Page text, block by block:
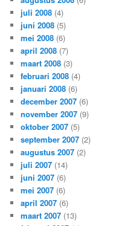
juli 2008 (4)
juni 2008 (5)
mei 2008 (6)
april 2008 (7)
maart 2008 (3)
februari 2008 (4)
januari 2008 (6)
december 2007 (6)
november 2007 (9)
oktober 2007 (5)
september 2007 (2)
augustus 2007 (2)
juli 2007 (14)
juni 2007 (6)
mei 2007 (6)
april 2007 (6)
maart 2007 (13)